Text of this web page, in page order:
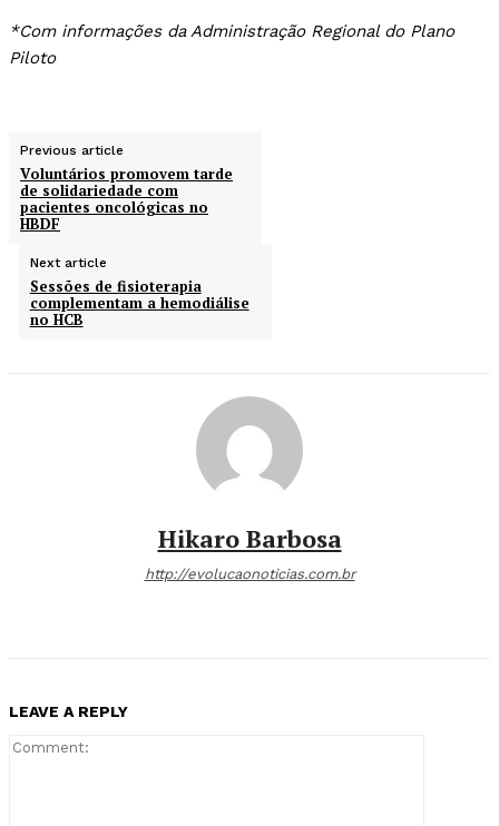
*Com informações da Administração Regional do Plano
Piloto
Previous article
Voluntários promovem tarde
de solidariedade com
pacientes oncológicas no
HBDF
Next article
Sessões de fisioterapia
complementam a hemodiálise
no HCB
Hikaro Barbosa
http://evolucaonoticias.com.br
LEAVE A REPLY